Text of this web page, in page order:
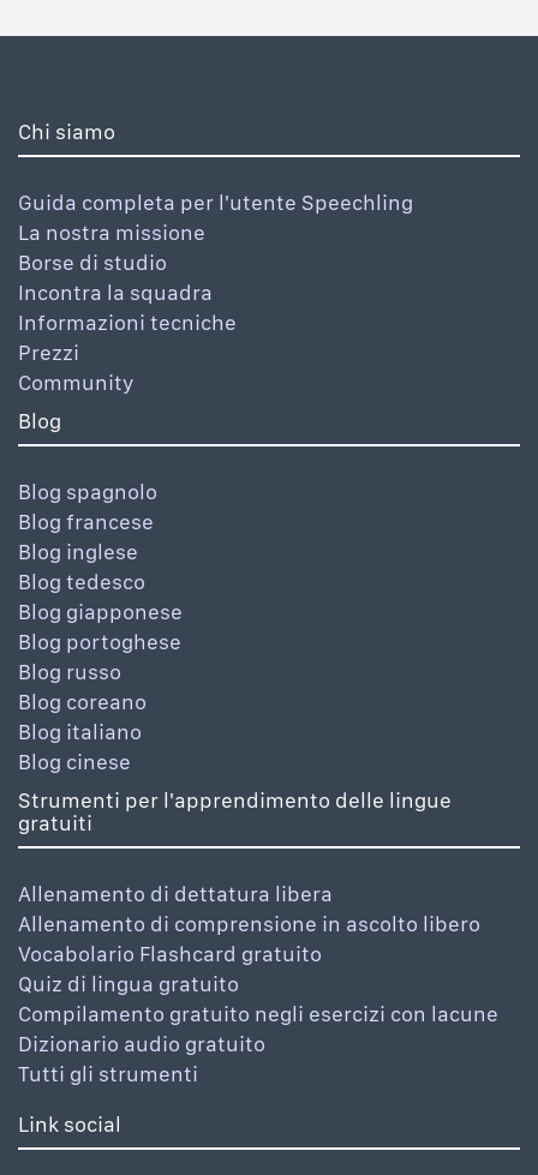
Chi siamo
Guida completa per l'utente Speechling
La nostra missione
Borse di studio
Incontra la squadra
Informazioni tecniche
Prezzi
Community
Blog
Blog spagnolo
Blog francese
Blog inglese
Blog tedesco
Blog giapponese
Blog portoghese
Blog russo
Blog coreano
Blog italiano
Blog cinese
Strumenti per l'apprendimento delle lingue
gratuiti
Allenamento di dettatura libera
Allenamento di comprensione in ascolto libero
Vocabolario Flashcard gratuito
Quiz di lingua gratuito
Compilamento gratuito negli esercizi con lacune
Dizionario audio gratuito
Tutti gli strumenti
Link social